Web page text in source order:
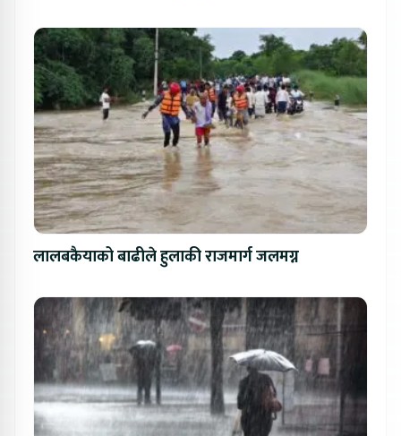
लालबकैयाको बाढीले हुलाकी राजमार्ग जलमग्न